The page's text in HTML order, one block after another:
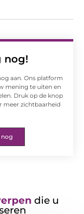
nog!
aan. Ons platform
mening te uiten en
Druk op de knop
meer zichtbaarheid
nog
die u